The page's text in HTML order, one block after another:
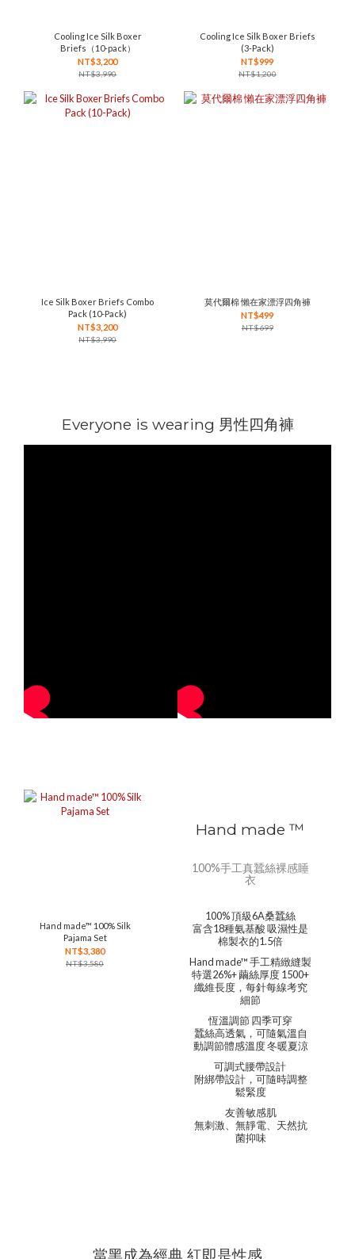
Cooling Ice Silk Boxer
Briefs（10-pack）
NT$3,200
NT$3,990
Cooling Ice Silk Boxer Briefs
(3-Pack)
NT$999
NT$1,200
Ice Silk Boxer Briefs Combo
Pack (10-Pack)
NT$3,200
NT$3,990
莫代爾棉 懶在家漂浮四角褲
NT$499
NT$699
Everyone is wearing 男性四角褲
Hand made™ 100% Silk
Pajama Set
NT$3,380
NT$3,580
Hand made ™
100%手工真蠶絲裸感睡
衣
100% 頂級6A桑蠶絲
富含18種氨基酸 吸濕性是
棉製衣的1.5倍
Hand made™ 手工精緻縫製
特選26%+ 繭絲厚度 1500+
纖維長度，每針每線考究
細節
恆溫調節 四季可穿
蠶絲高透氣，可隨氣溫自
動調節體感溫度 冬暖夏涼
可調式腰帶設計
附綁帶設計，可隨時調整
鬆緊度
友善敏感肌
無刺激、無靜電、天然抗
菌抑味
當黑成為經典 紅即是性感